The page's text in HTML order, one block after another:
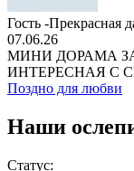
Гость -Прекрасная
07.06.26
МИНИ ДОРАМА
ИНТЕРЕСНАЯ С
Поздно для любви
Наши
Статус: